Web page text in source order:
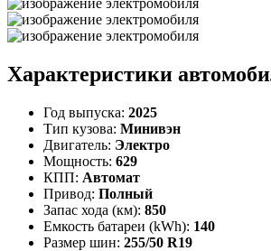
Характеристики
Год выпуска: 2025
Тип кузова: Минивэн
Двигатель: Электро
Мощность: 629
КПП: Автомат
Привод: Полный
Запас хода (км): 850
Емкость батареи (kWh): 140
Размер шин: 255/50 R19